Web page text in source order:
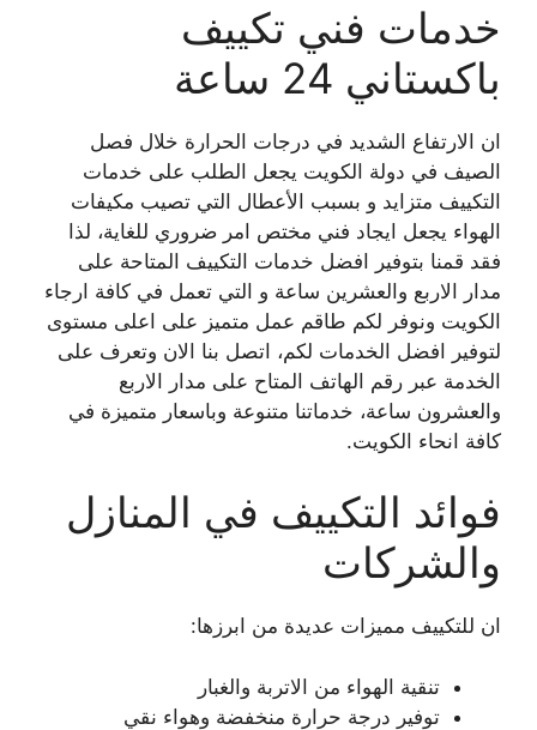
خدمات فني تكييف
باكستاني 24 ساعة
ان الارتفاع الشديد في درجات الحرارة خلال فصل
الصيف في دولة الكويت يجعل الطلب على خدمات
التكييف متزايد و بسبب الأعطال التي تصيب مكيفات
الهواء يجعل ايجاد فني مختص امر ضروري للغاية، لذا
فقد قمنا بتوفير افضل خدمات التكييف المتاحة على
مدار الاربع والعشرين ساعة و التي تعمل في كافة ارجاء
الكويت ونوفر لكم طاقم عمل متميز على اعلى مستوى
لتوفير افضل الخدمات لكم، اتصل بنا الان وتعرف على
الخدمة عبر رقم الهاتف المتاح على مدار الاربع
والعشرون ساعة، خدماتنا متنوعة وباسعار متميزة في
كافة انحاء الكويت.
فوائد التكييف في المنازل
والشركات
ان للتكييف مميزات عديدة من ابرزها:
تنقية الهواء من الاتربة والغبار
توفير درجة حرارة منخفضة وهواء نقي